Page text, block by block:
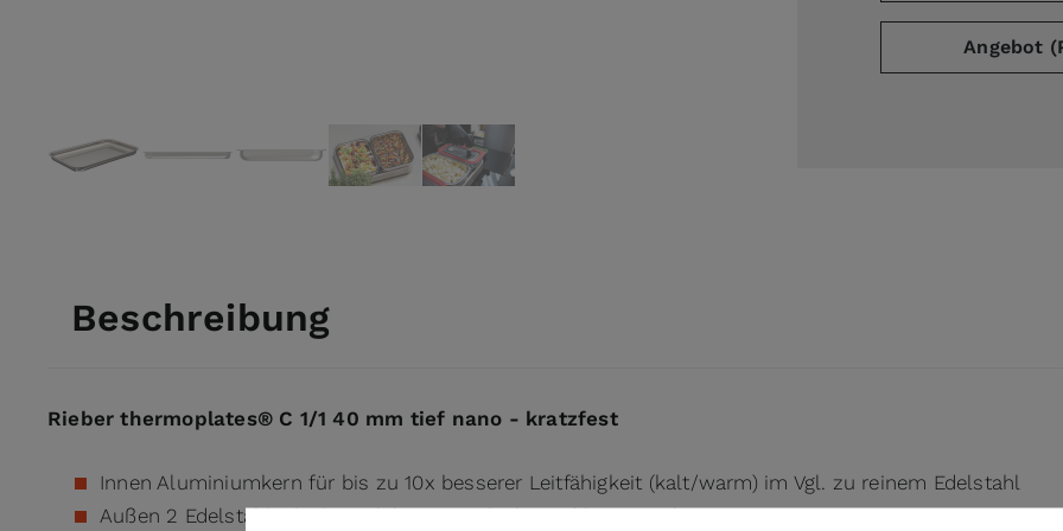
View larger imageView larger imageView larger image
Angebot
Beschreibung
Rieber thermoplates® C 1/1 40 mm tief nano - kratzfest
Innen Aluminiumkern für bis zu 10x besserer Leitfähigkeit (kalt/warm) im Vgl. zu reinem Edelstahl
Außen 2 Edelstahlschichten, lebensmittelecht und hygienisch